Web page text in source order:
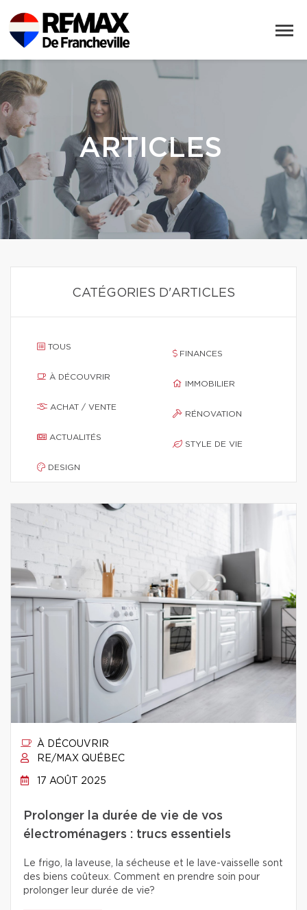
ARTICLES
CATÉGORIES D'ARTICLES
TOUS
À DÉCOUVRIR
ACHAT / VENTE
ACTUALITÉS
DESIGN
FINANCES
IMMOBILIER
RÉNOVATION
STYLE DE VIE
À DÉCOUVRIR
RE/MAX QUÉBEC
17 AOÛT 2025
Prolonger la durée de vie de vos
électroménagers : trucs essentiels
Le frigo, la laveuse, la sécheuse et le lave-vaisselle sont
des biens coûteux. Comment en prendre soin pour
prolonger leur durée de vie?